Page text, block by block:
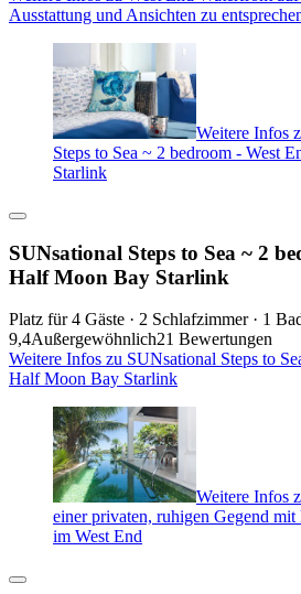
Ausstattung und Ansichten zu
Weitere Infos
Steps to Sea ~ 2 bedroom - West
Starlink
SUNsational Steps to Sea ~ 2
Half Moon Bay Starlink
Platz für 4 Gäste · 2 Schlafzimmer · 1
9,4Außergewöhnlich21 Bewertungen
Weitere Infos zu SUNsational Steps to
Half Moon Bay Starlink
Weitere Infos
einer privaten, ruhigen Gegend
im West End